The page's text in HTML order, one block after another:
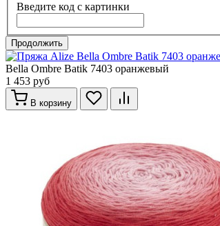
Введите код с картинки
Продолжить
Bella Ombre Batik 7403 оранжевый
1 453 руб
В корзину